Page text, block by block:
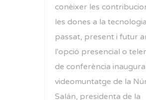
conèixer les
les dones a la
passat, present i futur
l'opció presencial o
de conferència
videomuntatge de la
Salán, presidenta de la